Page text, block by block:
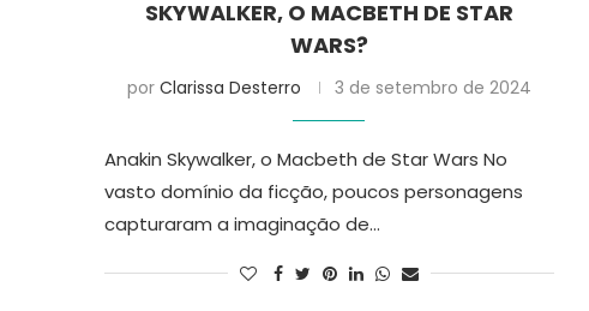
SKYWALKER, O MACBETH DE STAR
WARS?
por Clarissa Desterro 3 de setembro de 2024
Anakin Skywalker, o Macbeth de Star Wars No
vasto domínio da ficção, poucos personagens
capturaram a imaginação de…